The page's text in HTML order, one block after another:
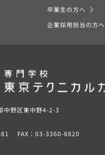
卒業生の方へ
企業採用担当の方へ
中野区東中野4-2-3
FAX： 03-3360-8820